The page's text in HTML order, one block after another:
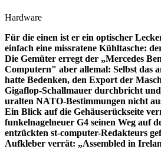
Hardware
Für die einen ist er ein optischer
einfach eine missratene Kühltasche:
Die Gemüter erregt der „Mercedes
Computern" aber allemal: Selbst das
hatte Bedenken, den Export der
Gigaflop-Schallmauer durchbricht
uralten NATO-Bestimmungen nicht
Ein Blick auf die Gehäuserückseite
funkelnagelneuer G4 seinen Weg auf
entzückten st-computer-Redakteurs
Aufkleber verrät: „Assembled in